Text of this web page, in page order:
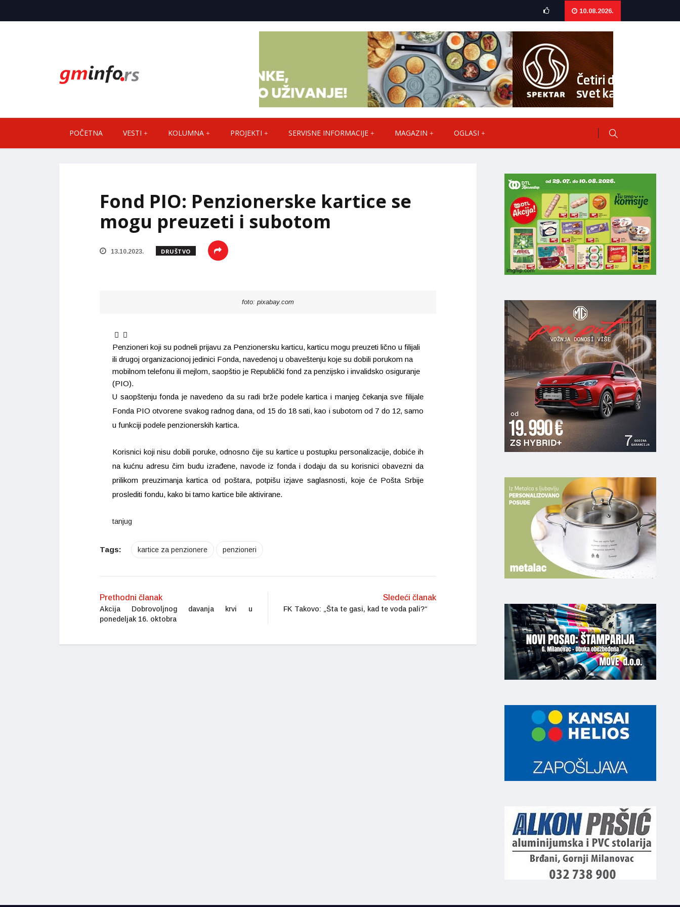
10.08.2026.
POČETNA VESTI KOLUMNA PROJEKTI SERVISNE INFORMACIJE MAGAZIN OGLASI
Fond PIO: Penzionerske kartice se
mogu preuzeti i subotom
13.10.2023. DRUŠTVO
foto: pixabay.com
Penzioneri koji su podneli prijavu za Penzionersku karticu, karticu mogu preuzeti lično u filijali
ili drugoj organizacionoj jedinici Fonda, navedenoj u obaveštenju koje su dobili porukom na
mobilnom telefonu ili mejlom, saopštio je Republički fond za penzijsko i invalidsko osiguranje
(PIO).
U saopštenju fonda je navedeno da su radi brže podele kartica i manjeg čekanja sve filijale
Fonda PIO otvorene svakog radnog dana, od 15 do 18 sati, kao i subotom od 7 do 12, samo
u funkciji podele penzionerskih kartica.
Korisnici koji nisu dobili poruke, odnosno čije su kartice u postupku personalizacije, dobiće ih
na kućnu adresu čim budu izrađene, navode iz fonda i dodaju da su korisnici obavezni da
prilikom preuzimanja kartica od poštara, potpišu izjave saglasnosti, koje će Pošta Srbije
proslediti fondu, kako bi tamo kartice bile aktivirane.
tanjug
Tags: kartice za penzionere penzioneri
Prethodni članak
Akcija Dobrovoljnog davanja krvi u
ponedeljak 16. oktobra
Sledeći članak
FK Takovo: „Šta te gasi, kad te voda pali?“